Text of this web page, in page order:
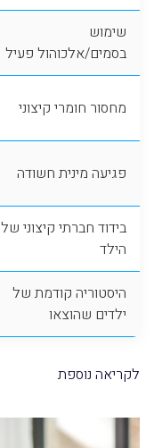
שימוש
בסמים/אלכוהול פעיל
מחסור חומרי קיצוני
פגיעה מינית חשודה
בידוד חברתי קיצוני של
הילד
היסטוריה קודמת של
ילדים שהוצאו
לקריאה נוספת